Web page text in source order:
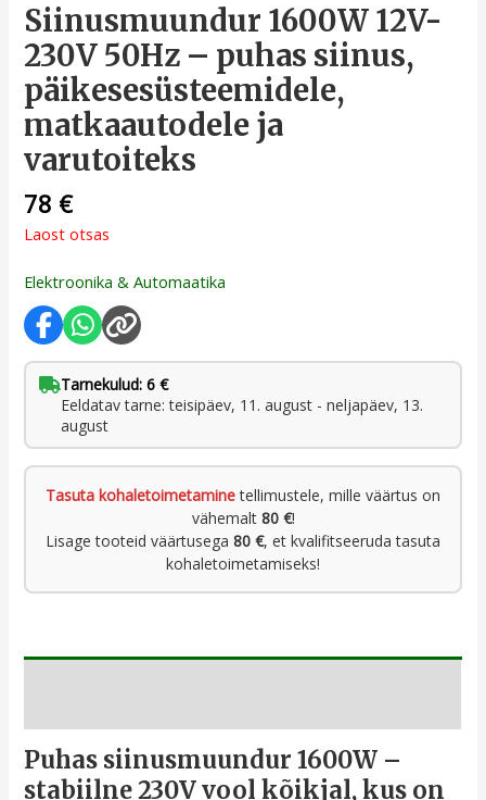
Siinusmuundur 1600W 12V-
230V 50Hz – puhas siinus,
päikesesüsteemidele,
matkaautodele ja
varutoiteks
78 €
Laost otsas
Elektroonika & Automaatika
Tarnekulud: 6 €
Eeldatav tarne: teisipäev, 11. august - neljapäev, 13.
august
Tasuta kohaletoimetaminetellimustele, mille väärtus on
vähemalt 80 €!
Lisage tooteid väärtusega 80 €, et kvalifitseeruda tasuta
kohaletoimetamiseks!
Puhas siinusmuundur 1600W –
stabiilne 230V vool kõikjal, kus on